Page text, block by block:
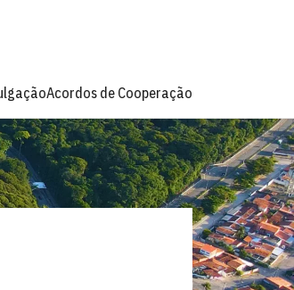
Acordos de Cooperação